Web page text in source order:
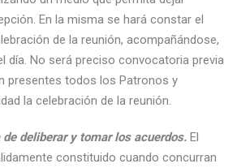
En la misma se hará constar el
de la reunión, acompañándose,
día. No será preciso convocatoria previa
presentes todos los Patronos y
la celebración de la reunión.
deliberar y tomar los acuerdos. El
constituido cuando concurran